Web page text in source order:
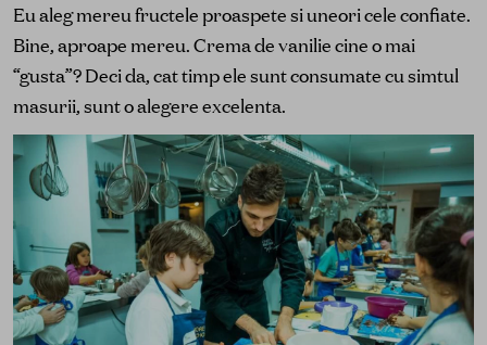
Eu aleg mereu fructele proaspete si uneori cele confiate.
Bine, aproape mereu. Crema de vanilie cine o mai
“gusta”? Deci da, cat timp ele sunt consumate cu simtul
masurii, sunt o alegere excelenta.